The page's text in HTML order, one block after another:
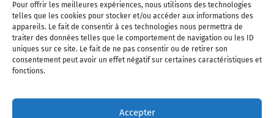
Pour offrir les meilleures expériences, nous utilisons des technologies
telles que les cookies pour stocker et/ou accéder aux informations des
appareils. Le fait de consentir à ces technologies nous permettra de
traiter des données telles que le comportement de navigation ou les ID
uniques sur ce site. Le fait de ne pas consentir ou de retirer son
consentement peut avoir un effet négatif sur certaines caractéristiques et
fonctions.
Accepter
Qui sommes-nous Publiez votre annonce
Adhérer à l’association Nous contacter